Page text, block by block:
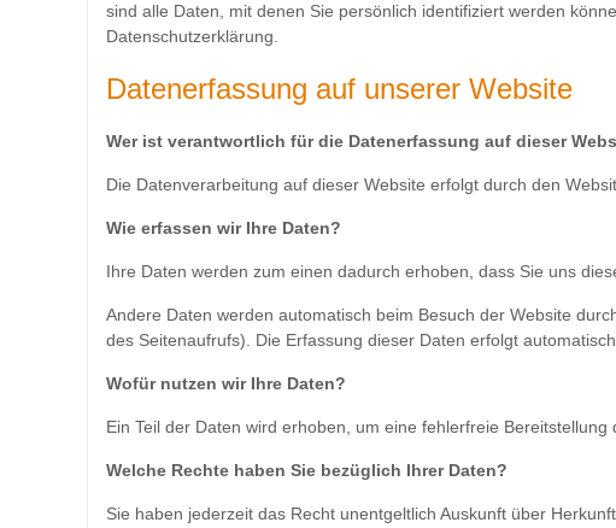
sind alle Daten, mit denen Sie persönlich identifiziert werden
Datenschutzerklärung.
Datenerfassung auf unserer Website
Wer ist verantwortlich für die Datenerfassung auf dieser
Die Datenverarbeitung auf dieser Website erfolgt durch den
Wie erfassen wir Ihre Daten?
Ihre Daten werden zum einen dadurch erhoben, dass Sie uns
Andere Daten werden automatisch beim Besuch der Website
des Seitenaufrufs). Die Erfassung dieser Daten erfolgt
Wofür nutzen wir Ihre Daten?
Ein Teil der Daten wird erhoben, um eine fehlerfreie
Welche Rechte haben Sie bezüglich Ihrer Daten?
Sie haben jederzeit das Recht unentgeltlich Auskunft über